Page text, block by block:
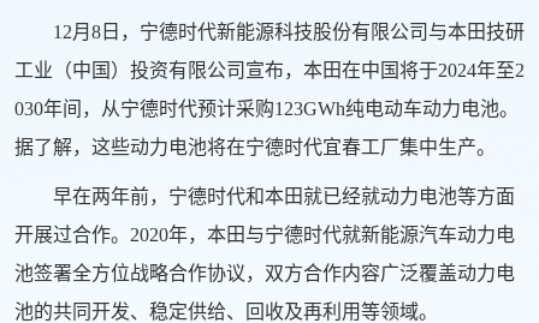
12月8日，宁德时代新能源科技股份有限公司与本田技研
工业（中国）投资有限公司宣布，本田在中国将于2024年至2
030年间，从宁德时代预计采购123GWh纯电动车动力电池。
据了解，这些动力电池将在宁德时代宜春工厂集中生产。
早在两年前，宁德时代和本田就已经就动力电池等方面
开展过合作。2020年，本田与宁德时代就新能源汽车动力电
池签署全方位战略合作协议，双方合作内容广泛覆盖动力电
池的共同开发、稳定供给、回收及再利用等领域。